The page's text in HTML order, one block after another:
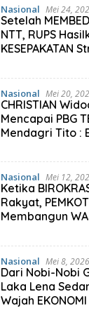
Nasional Mei 24,
Setelah
NTT, RUPS
KESEPAKATAN
Nasional Mei 20,
CHRISTIAN
Mencapai PBG
Mendagri Tito :
Nasional Mei 12,
Ketika
Rakyat,
Membangun
Nasional Mei 8, 2026
Dari Nobi-Nobi
Laka Lena
Wajah